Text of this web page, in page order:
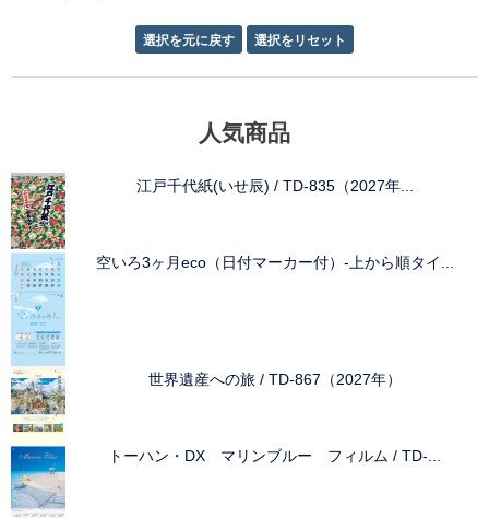
人気商品
江戸千代紙(いせ辰) / TD-835（2027年...
空いろ3ヶ月eco（日付マーカー付）-上から順タイ...
世界遺産への旅 / TD-867（2027年）
トーハン・DX マリンブルー フィルム / TD-...